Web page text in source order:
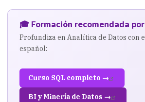
🎓 Formación recomendada
Profundiza en Analítica de Datos con
español:
Curso SQL completo →
BI y Minería de Datos →